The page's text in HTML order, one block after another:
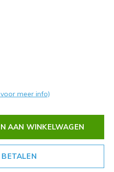
meer info)
AAN WINKELWAGEN
BETALEN